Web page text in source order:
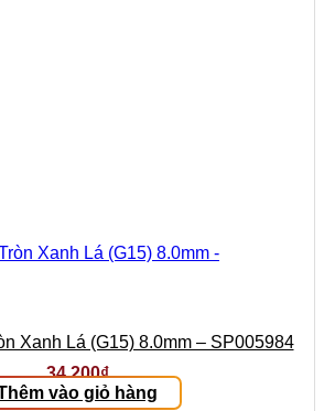
Xanh Lá (G15) 8.0mm – SP005984
34.200₫
vào giỏ hàng